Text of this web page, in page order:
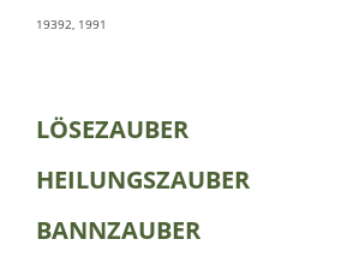
19392, 1991
LÖSEZAUBER
HEILUNGSZAUBER
BANNZAUBER